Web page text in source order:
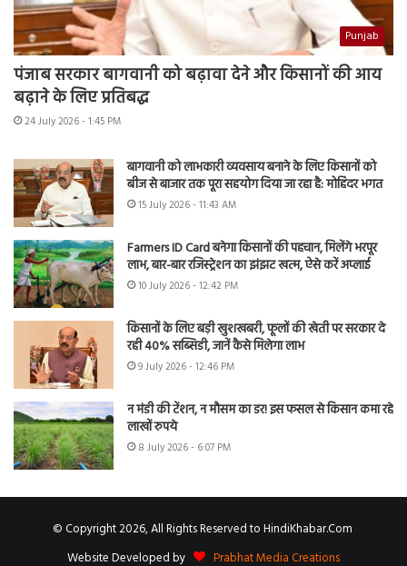
Punjab
पंजाब सरकार बागवानी को बढ़ावा देने और किसानों की आय
बढ़ाने के लिए प्रतिबद्ध
24 July 2026 - 1:45 PM
बागवानी को लाभकारी व्यवसाय बनाने के लिए किसानों को
बीज से बाजार तक पूरा सहयोग दिया जा रहा है: मोहिंदर भगत
15 July 2026 - 11:43 AM
Farmers ID Card बनेगा किसानों की पहचान, मिलेंगे भरपूर
लाभ, बार-बार रजिस्ट्रेशन का झंझट खत्म, ऐसे करें अप्लाई
10 July 2026 - 12:42 PM
किसानों के लिए बड़ी खुशखबरी, फूलों की खेती पर सरकार दे
रही 40% सब्सिडी, जानें कैसे मिलेगा लाभ
9 July 2026 - 12:46 PM
न मंडी की टेंशन, न मौसम का डर! इस फसल से किसान कमा रहे
लाखों रुपये
8 July 2026 - 6:07 PM
© Copyright 2026, All Rights Reserved to HindiKhabar.Com
Website Developed by
Prabhat Media Creations